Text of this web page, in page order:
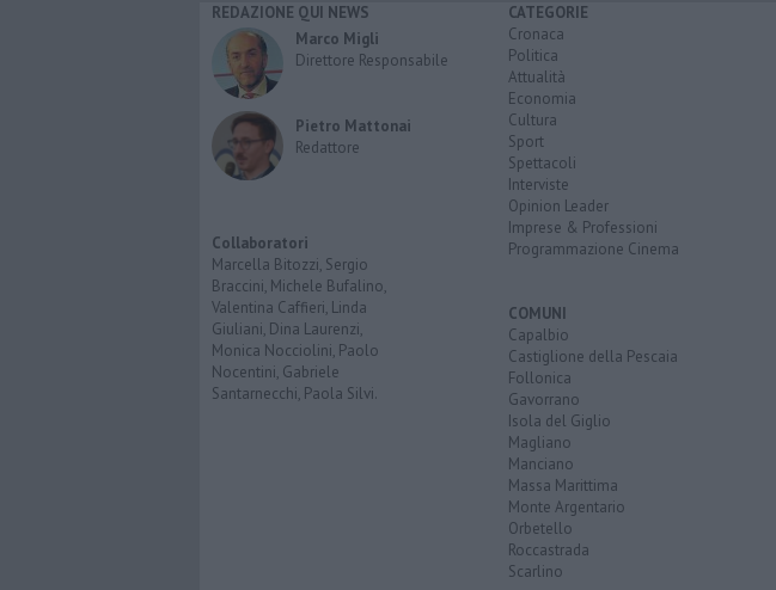
REDAZIONE QUI NEWS
Marco Migli
Direttore Responsabile
Pietro Mattonai
Redattore
Collaboratori
Marcella Bitozzi, Sergio
Braccini, Michele Bufalino,
Valentina Caffieri, Linda
Giuliani, Dina Laurenzi,
Monica Nocciolini, Paolo
Nocentini, Gabriele
Santarnecchi, Paola Silvi.
CATEGORIE
Cronaca
Politica
Attualità
Economia
Cultura
Sport
Spettacoli
Interviste
Opinion Leader
Imprese & Professioni
Programmazione Cinema
COMUNI
Capalbio
Castiglione della Pescaia
Follonica
Gavorrano
Isola del Giglio
Magliano
Manciano
Massa Marittima
Monte Argentario
Orbetello
Roccastrada
Scarlino